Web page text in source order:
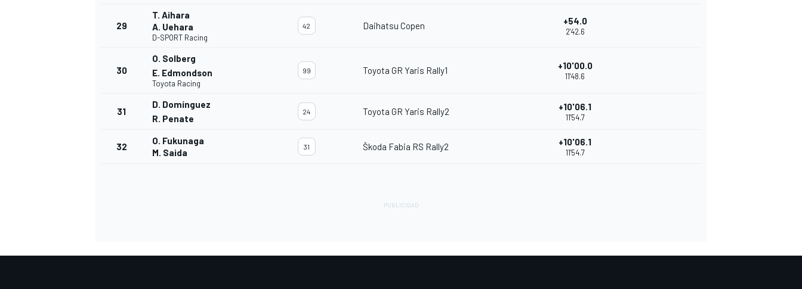
29
T. Aihara
A. Uehara
D-SPORT Racing
42 Daihatsu Copen +54.0
2'42.6
30
O. Solberg
E. Edmondson
Toyota Racing
99 Toyota GR Yaris Rally1 +10'00.0
11'48.6
31
D. Domínguez
R. Penate
24 Toyota GR Yaris Rally2 +10'06.1
11'54.7
32
O. Fukunaga
M. Saida
31 Škoda Fabia RS Rally2 +10'06.1
11'54.7